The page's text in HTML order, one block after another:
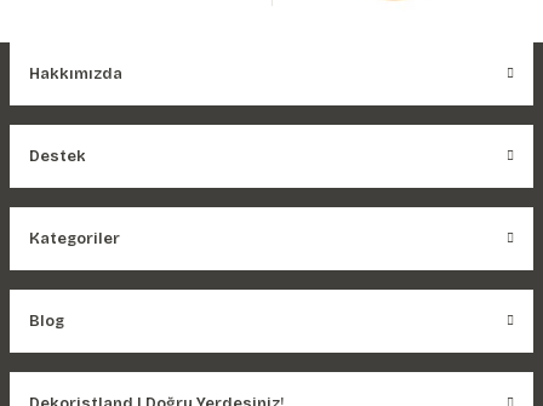
Hakkımızda
Destek
Kategoriler
Blog